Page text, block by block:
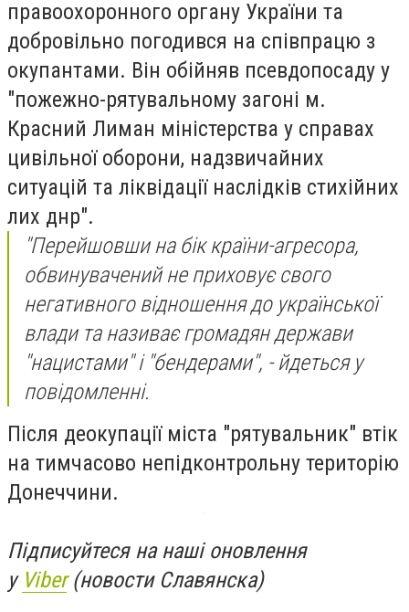
правоохоронного органу України та
добровільно погодився на співпрацю з
окупантами. Він обійняв псевдопосаду у
"пожежно-рятувальному загоні м.
Красний Лиман міністерства у справах
цивільної оборони, надзвичайних
ситуацій та ліквідації наслідків стихійних
лих днр".
"Перейшовши на бік країни-агресора,
обвинувачений не приховує свого
негативного відношення до української
влади та називає громадян держави
"нацистами" і "бендерами", - йдеться у
повідомленні.
Після деокупації міста "рятувальник" втік
на тимчасово непідконтрольну територію
Донеччини.
Підписуйтеся на наші оновлення
у Viber(новости Славянска)